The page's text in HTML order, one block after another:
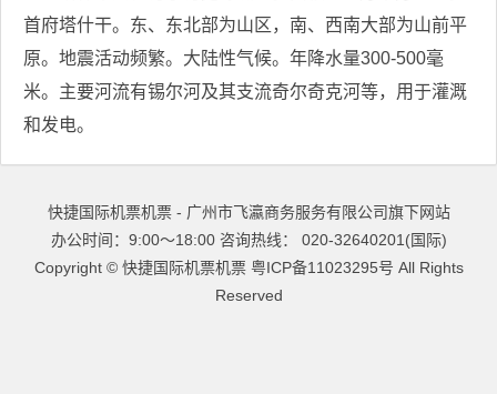
首府塔什干。东、东北部为山区，南、西南大部为山前平
原。地震活动频繁。大陆性气候。年降水量300-500毫
米。主要河流有锡尔河及其支流奇尔奇克河等，用于灌溉
和发电。
快捷国际机票机票 - 广州市飞瀛商务服务有限公司旗下网站
办公时间：9:00～18:00 咨询热线： 020-32640201(国际)
Copyright © 快捷国际机票机票 粤ICP备11023295号 All Rights
Reserved